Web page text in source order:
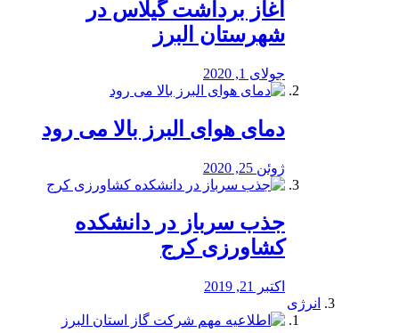
آغاز برداشت گیلاس در
شهرستان البرز
جولای 1, 2020
دمای هوای البرز بالا می رود
ژوئن 25, 2020
جذب سرباز در دانشکده
کشاورزی کرج
اکتبر 21, 2019
انرژی